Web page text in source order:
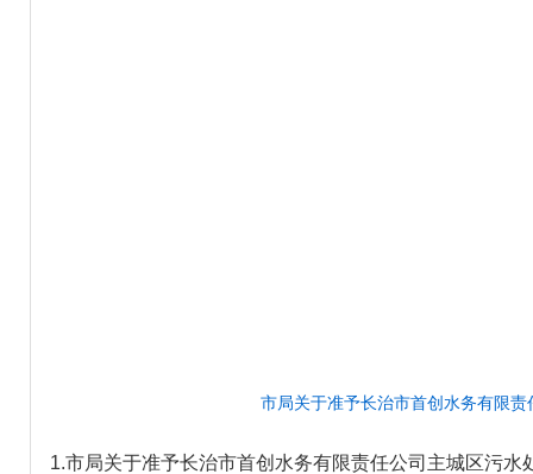
市局关于准予长治市首创水务有限
1.市局关于准予长治市首创水务有限责任公司主城区污水